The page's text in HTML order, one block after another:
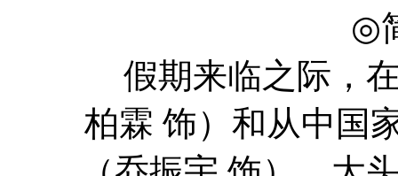
◎
假期来临之际，在
柏霖 饰）和从中国